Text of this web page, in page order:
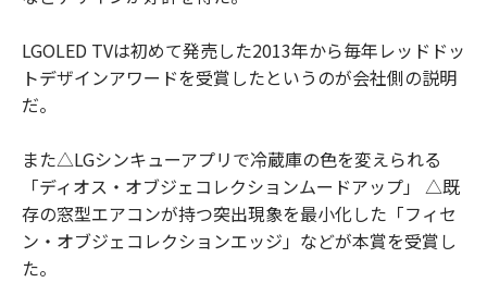
LGOLED TVは初めて発売した2013年から毎年レッドドッ
トデザインアワードを受賞したというのが会社側の説明
だ。
また△LGシンキューアプリで冷蔵庫の色を変えられる
「ディオス・オブジェコレクションムードアップ」 △既
存の窓型エアコンが持つ突出現象を最小化した「フィセ
ン・オブジェコレクションエッジ」などが本賞を受賞し
た。